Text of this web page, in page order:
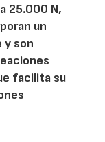
25.000 N,
un
y son
facilita su